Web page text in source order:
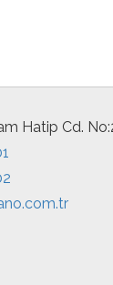
Hatip Cd.